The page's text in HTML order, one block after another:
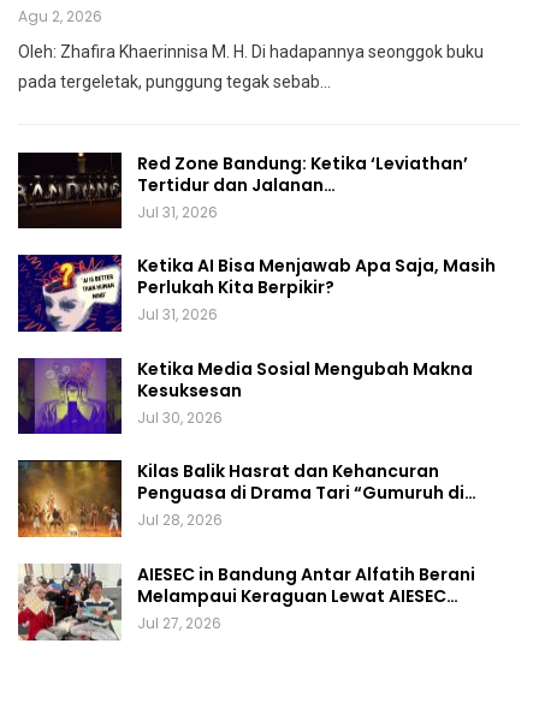
Agu 2, 2026
Oleh: Zhafira Khaerinnisa M. H.
Di hadapannya seonggok buku
pada tergeletak, punggung tegaksebab
Red Zone Bandung: Ketika ‘Leviathan’
Tertidur dan Jalanan…
Jul 31, 2026
Ketika AI Bisa Menjawab Apa Saja, Masih
Perlukah Kita Berpikir?
Jul 31, 2026
Ketika Media Sosial Mengubah Makna
Kesuksesan
Jul 30, 2026
Kilas Balik Hasrat dan Kehancuran
Penguasa di Drama Tari “Gumuruh di…
Jul 28, 2026
AIESEC in Bandung Antar Alfatih Berani
Melampaui Keraguan Lewat AIESEC…
Jul 27, 2026